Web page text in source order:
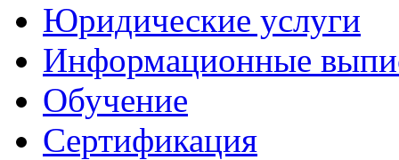
Юридические услуги
Информационные
Обучение
Сертификация